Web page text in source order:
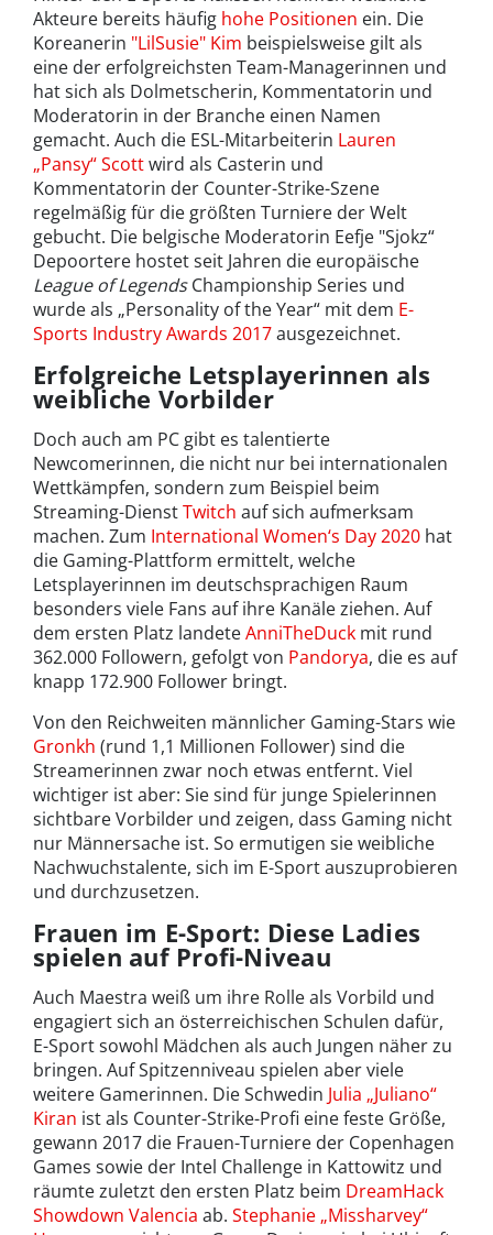
Akteure bereits häufig hohe Positionen ein. Die
Koreanerin "LilSusie" Kim beispielsweise gilt als
eine der erfolgreichsten Team-Managerinnen und
hat sich als Dolmetscherin, Kommentatorin und
Moderatorin in der Branche einen Namen
gemacht. Auch die ESL-Mitarbeiterin Lauren
„Pansy“ Scottwird als Casterin und
Kommentatorin der Counter-Strike-Szene
regelmäßig für die größten Turniere der Welt
gebucht. Die belgische Moderatorin Eefje "Sjokz“
Depoortere hostet seit Jahren die europäische
League of LegendsChampionship Series und
wurde als „Personality of the Year“ mit dem E-
Sports Industry Awards 2017ausgezeichnet.
Erfolgreiche Letsplayerinnen als
weibliche Vorbilder
Doch auch am PC gibt es talentierte
Newcomerinnen, die nicht nur bei internationalen
Wettkämpfen, sondern zum Beispiel beim
Streaming-DienstTwitch auf sich aufmerksam
machen. Zum International Women‘s Day 2020 hat
die Gaming-Plattform ermittelt, welche
Letsplayerinnen im deutschsprachigen Raum
besonders viele Fans auf ihre Kanäle ziehen. Auf
dem ersten Platz landeteAnniTheDuck mit rund
362.000 Followern, gefolgt von Pandorya, die es auf
knapp 172.900 Follower bringt.
Von den Reichweiten männlicher Gaming-Stars wie
Gronkh (rund 1,1 Millionen Follower) sind die
Streamerinnen zwar noch etwas entfernt. Viel
wichtiger ist aber: Sie sind für junge Spielerinnen
sichtbare Vorbilder und zeigen, dass Gaming nicht
nur Männersache ist. So ermutigen sie weibliche
Nachwuchstalente, sich im E-Sport auszuprobieren
und durchzusetzen.
Frauen im E-Sport: Diese Ladies
spielen auf Profi-Niveau
Auch Maestra weiß um ihre Rolle als Vorbild und
engagiert sich an österreichischen Schulen dafür,
E-Sport sowohl Mädchen als auch Jungen näher zu
bringen. Auf Spitzenniveau spielen aber viele
weitere Gamerinnen. Die Schwedin Julia „Juliano“
Kiran ist als Counter-Strike-Profi eine feste Größe,
gewann 2017 die Frauen-Turniere der Copenhagen
Games sowie der Intel Challenge in Kattowitz und
räumte zuletzt den ersten Platz beim DreamHack
Showdown Valencia ab. Stephanie „Missharvey“